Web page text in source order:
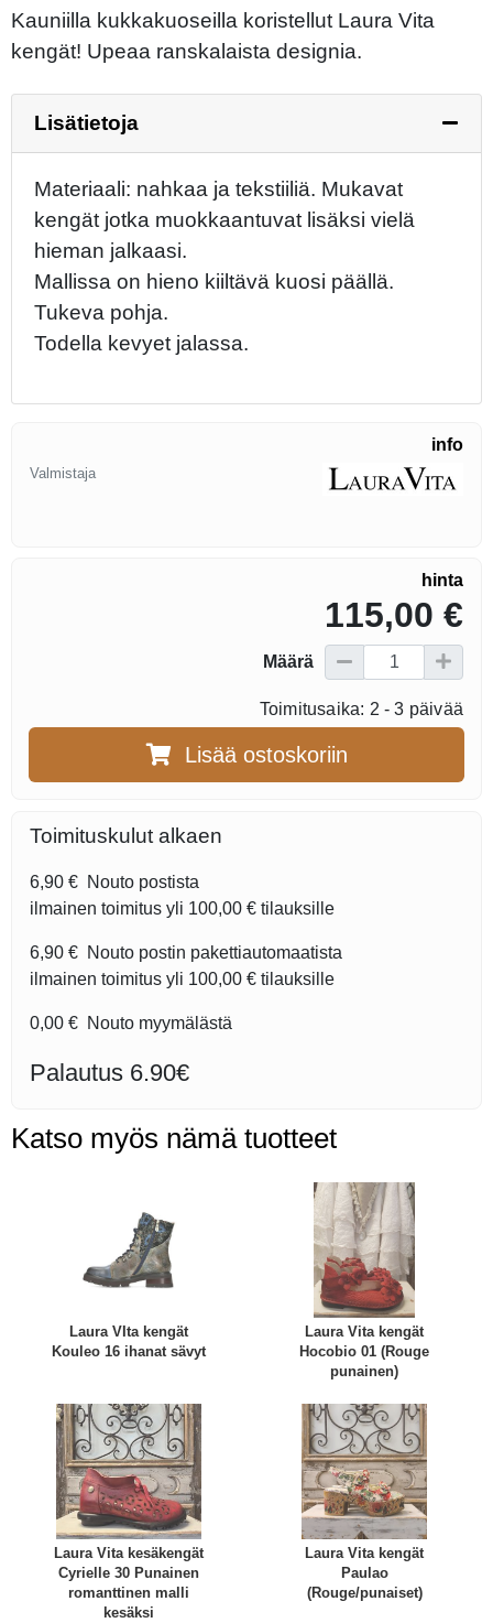
Kauniilla kukkakuoseilla koristellut Laura Vita
kengät! Upeaa ranskalaista designia.
Lisätietoja
Materiaali: nahkaa ja tekstiiliä. Mukavat
kengät jotka muokkaantuvat lisäksi vielä
hieman jalkaasi.
Mallissa on hieno kiiltävä kuosi päällä.
Tukeva pohja.
Todella kevyet jalassa.
info
Valmistaja
hinta
115,00 €
Määrä
Toimitusaika: 2 - 3 päivää
Lisää ostoskoriin
Toimituskulut alkaen
6,90 € Nouto postista
ilmainen toimitus yli 100,00 € tilauksille
6,90 € Nouto postin pakettiautomaatista
ilmainen toimitus yli 100,00 € tilauksille
0,00 € Nouto myymälästä
Palautus 6.90€
Katso myös nämä tuotteet
Laura VIta kengät
Kouleo 16 ihanat sävyt
Laura Vita kengät
Hocobio 01 (Rouge
punainen)
Laura Vita kesäkengät
Cyrielle 30 Punainen
romanttinen malli
kesäksi
Laura Vita kengät
Paulao
(Rouge/punaiset)